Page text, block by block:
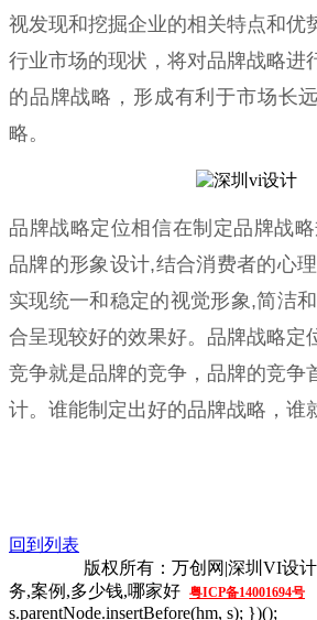
视发现和挖掘企业的相关特点和优
行业市场的现状，将对品牌战略进
的品牌战略，形成有利于市场长
略。
品牌战略定位相信在制定品牌战
品牌的形象设计,结合消费者的心
实现统一和稳定的视觉形象,简洁
合呈现较好的效果好。品牌战略定
竞争就是品牌的竞争，品牌的竞争
计。谁能制定出好的品牌战略，谁
回到列表
版权所有：万创网|深圳VI设
务,案例,多少钱,哪家好 粤ICP备14001694号
s.parentNode.insertBefore(hm, s); })();